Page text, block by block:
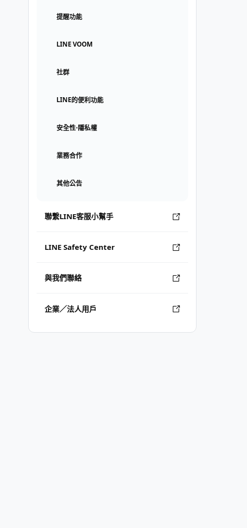
提醒功能
LINE VOOM
社群
LINE的便利功能
安全性⋅隱私權
業務合作
其他公告
聯繫LINE客服小幫手
LINE Safety Center
與我們聯絡
企業／法人用戶